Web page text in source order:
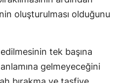
oluşturulması olduğunu
tek başına
gelmeyeceğini